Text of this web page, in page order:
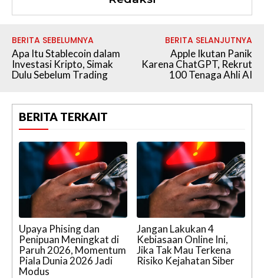
BERITA SEBELUMNYA
Apa Itu Stablecoin dalam
Investasi Kripto, Simak
Dulu Sebelum Trading
BERITA SELANJUTNYA
Apple Ikutan Panik
Karena ChatGPT, Rekrut
100 Tenaga Ahli AI
BERITA TERKAIT
Upaya Phising dan
Penipuan Meningkat di
Paruh 2026, Momentum
Piala Dunia 2026 Jadi
Modus
Jangan Lakukan 4
Kebiasaan Online Ini,
Jika Tak Mau Terkena
Risiko Kejahatan Siber